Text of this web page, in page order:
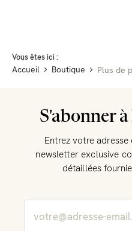
Vous êtes ici :
Accueil Boutique Plus de
S'abonner
Entrez votre
newsletter exclusive
détaillées